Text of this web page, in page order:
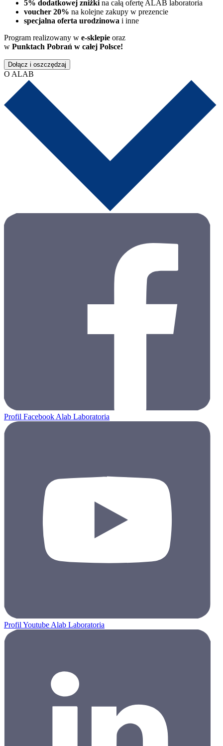
5% dodatkowej zniżki na całą ofertę ALAB laboratoria
voucher 20% na kolejne zakupy w prezencie
specjalna oferta urodzinowa i inne
Program realizowany w e-sklepie oraz
w Punktach Pobrań w całej Polsce!
Dołącz i oszczędzaj
O ALAB
Profil Facebook Alab Laboratoria
Profil Youtube Alab Laboratoria